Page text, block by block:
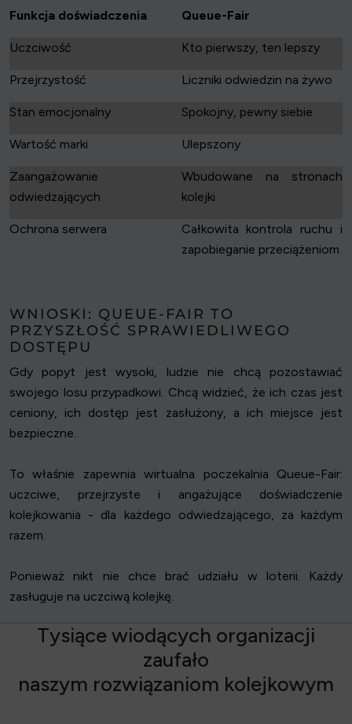
Funkcja doświadczenia Queue-Fair
Uczciwość Kto pierwszy, ten lepszy
Przejrzystość Liczniki odwiedzin na żywo
Stan emocjonalny Spokojny, pewny siebie
Wartość marki Ulepszony
Zaangażowanie
odwiedzających
Wbudowane na stronach
kolejki
Ochrona serwera
Całkowita kontrola ruchu i
zapobieganie przeciążeniom
WNIOSKI: QUEUE-FAIR TO
PRZYSZŁOŚĆ SPRAWIEDLIWEGO
DOSTĘPU
Gdy popyt jest wysoki, ludzie nie chcą pozostawiać
swojego losu przypadkowi. Chcą widzieć, że ich czas jest
ceniony, ich dostęp jest zasłużony, a ich miejsce jest
bezpieczne.
To właśnie zapewnia wirtualna poczekalnia Queue-Fair:
uczciwe, przejrzyste i angażujące doświadczenie
kolejkowania - dla każdego odwiedzającego, za każdym
razem.
Ponieważ nikt nie chce brać udziału w loterii. Każdy
zasługuje na uczciwą kolejkę.
Tysiącewiodących organizacji
zaufało
naszym rozwiązaniom kolejkowym